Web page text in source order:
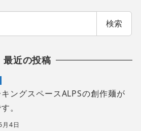
検索
最近の投稿
キングスペースALPSの創作麺が
。
4日